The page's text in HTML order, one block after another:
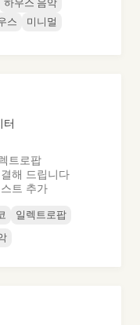
하우스 음악
스
미니멀
터
트로팝
해 드립니다
트 추가
일렉트로팝